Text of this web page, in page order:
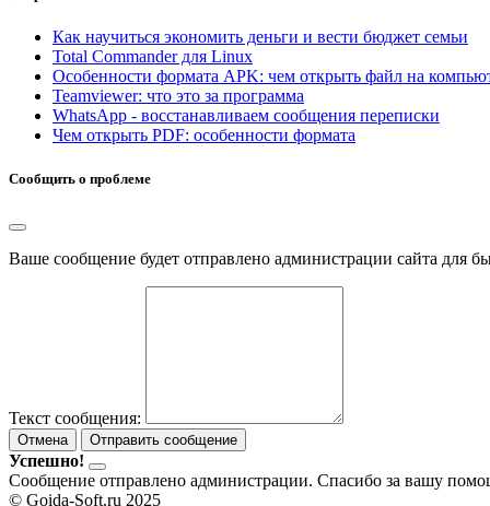
Как научиться экономить деньги и вести бюджет семьи
Total Commander для Linux
Особенности формата APK: чем открыть файл на
Teamviewer: что это за программа
WhatsApp - восстанавливаем сообщения переписки
Чем открыть PDF: особенности формата
Сообщить о проблеме
Ваше сообщение будет отправлено администрации сайта для
Текст сообщения:
Отмена Отправить сообщение
Успешно!
Сообщение отправлено администрации. Спасибо за вашу
© Goida-Soft.ru 2025